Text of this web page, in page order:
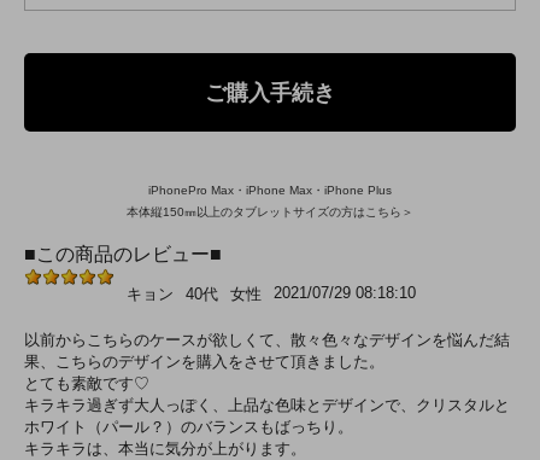
ご購入手続き
iPhonePro Max・iPhone Max・iPhone Plus
本体縦150㎜以上のタブレットサイズの方はこちら＞
■この商品のレビュー■
キョン 40代 女性 2021/07/29 08:18:10
以前からこちらのケースが欲しくて、散々色々なデザインを悩んだ結
果、こちらのデザインを購入をさせて頂きました。
とても素敵です♡
キラキラ過ぎず大人っぽく、上品な色味とデザインで、クリスタルと
ホワイト（パール？）のバランスもばっちり。
キラキラは、本当に気分が上がります。